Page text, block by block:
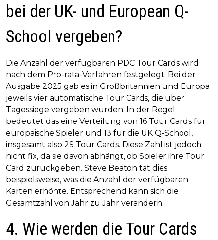
bei der UK- und European Q-
School vergeben?
Die Anzahl der verfügbaren PDC Tour Cards wird
nach dem Pro-rata-Verfahren festgelegt. Bei der
Ausgabe 2025 gab es in Großbritannien und Europa
jeweils vier automatische Tour Cards, die über
Tagessiege vergeben wurden. In der Regel
bedeutet das eine Verteilung von 16 Tour Cards für
europäische Spieler und 13 für die UK Q-School,
insgesamt also 29 Tour Cards. Diese Zahl ist jedoch
nicht fix, da sie davon abhängt, ob Spieler ihre Tour
Card zurückgeben. Steve Beaton tat dies
beispielsweise, was die Anzahl der verfügbaren
Karten erhöhte. Entsprechend kann sich die
Gesamtzahl von Jahr zu Jahr verändern.
4. Wie werden die Tour Cards